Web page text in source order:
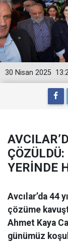
30 Nisan 2025
YERİNDE
Avcılar’da 44
çözüme
Ahmet Kaya
günümüz